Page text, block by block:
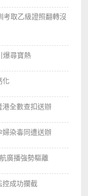
取乙級證照翻轉沒
爆尋寶熱
化
全數查扣送辦
染毒同遭送辦
廣播強勢驅離
成功攔截